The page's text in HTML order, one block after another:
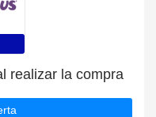
realizar la compra